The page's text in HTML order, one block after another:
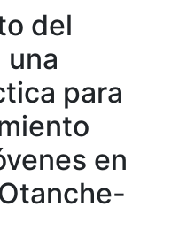
del
para
en